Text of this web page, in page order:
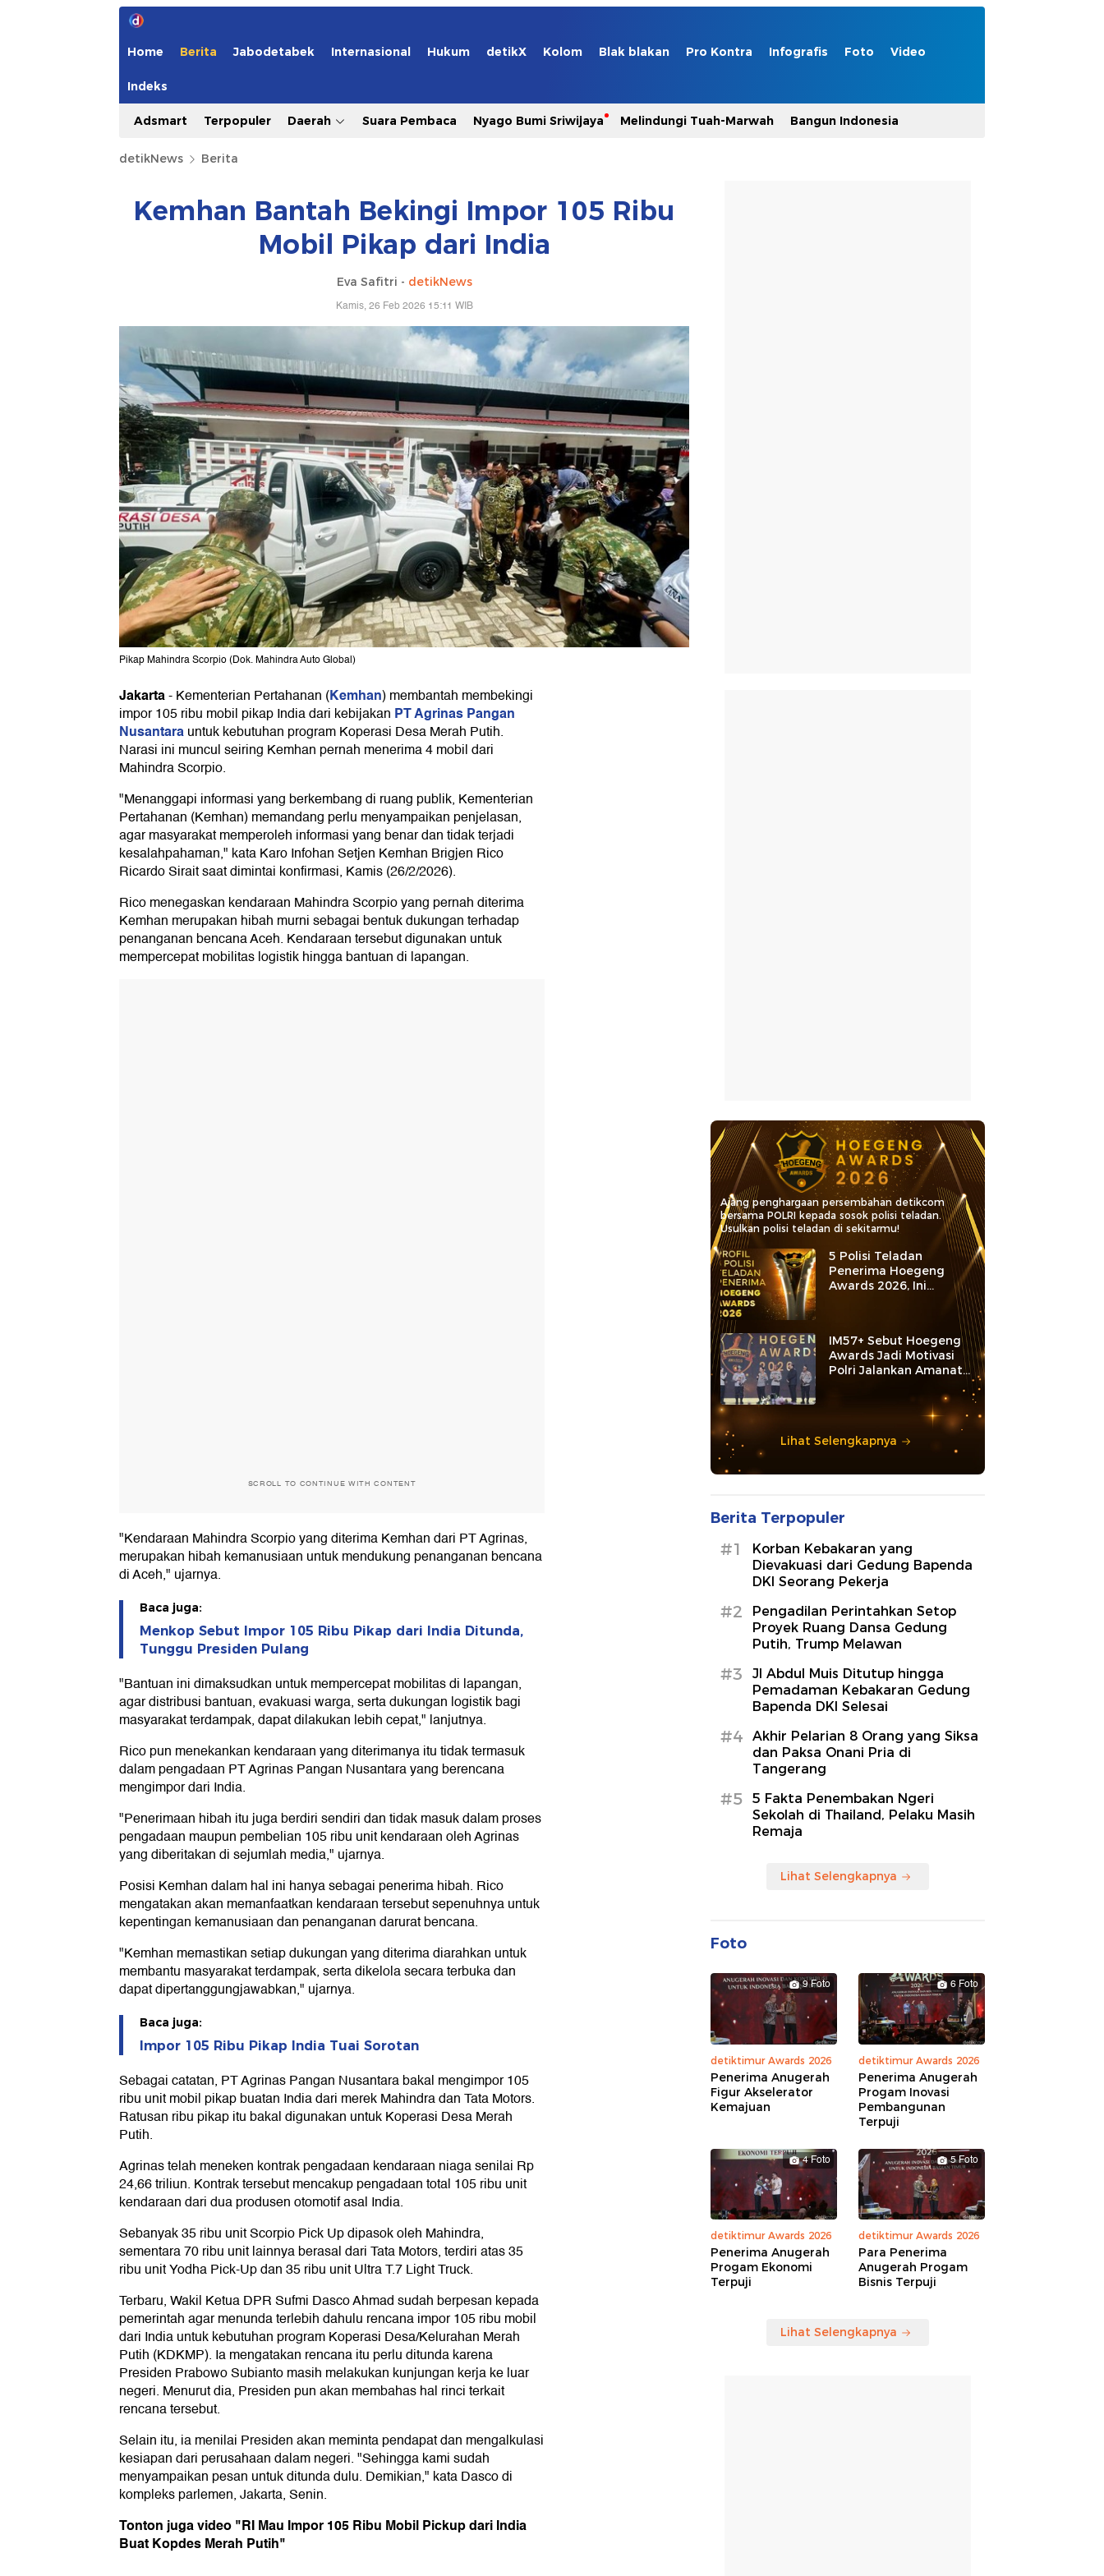
Home Berita Jabodetabek Internasional Hukum detikX Kolom Blak blakan Pro Kontra Infografis Foto Video
Indeks
Adsmart Terpopuler Daerah Suara Pembaca Nyago Bumi Sriwijaya Melindungi Tuah-Marwah Bangun Indonesia
detikNews Berita
Kemhan Bantah Bekingi Impor 105 Ribu
Mobil Pikap dari India
Eva Safitri - detikNews
Kamis, 26 Feb 2026 15:11 WIB
Pikap Mahindra Scorpio (Dok. Mahindra Auto Global)
Jakarta-Kementerian Pertahanan (Kemhan) membantah membekingi
impor 105 ribu mobil pikap India dari kebijakan PT Agrinas Pangan
Nusantarauntuk kebutuhan program Koperasi Desa Merah Putih.
Narasi ini muncul seiring Kemhan pernah menerima 4 mobil dari
Mahindra Scorpio.
"Menanggapi informasi yang berkembang di ruang publik, Kementerian
Pertahanan (Kemhan) memandang perlu menyampaikan penjelasan,
agar masyarakat memperoleh informasi yang benar dan tidak terjadi
kesalahpahaman," kata Karo Infohan Setjen Kemhan Brigjen Rico
Ricardo Sirait saat dimintai konfirmasi, Kamis (26/2/2026).
Rico menegaskan kendaraan Mahindra Scorpio yang pernah diterima
Kemhan merupakan hibah murni sebagai bentuk dukungan terhadap
penanganan bencana Aceh. Kendaraan tersebut digunakan untuk
mempercepat mobilitas logistik hingga bantuan di lapangan.
SCROLL TO CONTINUE WITH CONTENT
"Kendaraan Mahindra Scorpio yang diterima Kemhan dari PT Agrinas,
merupakan hibah kemanusiaan untuk mendukung penanganan bencana
di Aceh," ujarnya.
Baca juga:
Menkop Sebut Impor 105 Ribu Pikap dari India Ditunda,
Tunggu Presiden Pulang
"Bantuan ini dimaksudkan untuk mempercepat mobilitas di lapangan,
agar distribusi bantuan, evakuasi warga, serta dukungan logistik bagi
masyarakat terdampak, dapat dilakukan lebih cepat," lanjutnya.
Rico pun menekankan kendaraan yang diterimanya itu tidak termasuk
dalam pengadaan PT Agrinas Pangan Nusantara yang berencana
mengimpor dari India.
"Penerimaan hibah itu juga berdiri sendiri dan tidak masuk dalam proses
pengadaan maupun pembelian 105 ribu unit kendaraan oleh Agrinas
yang diberitakan di sejumlah media," ujarnya.
Posisi Kemhan dalam hal ini hanya sebagai penerima hibah. Rico
mengatakan akan memanfaatkan kendaraan tersebut sepenuhnya untuk
kepentingan kemanusiaan dan penanganan darurat bencana.
"Kemhan memastikan setiap dukungan yang diterima diarahkan untuk
membantu masyarakat terdampak, serta dikelola secara terbuka dan
dapat dipertanggungjawabkan," ujarnya.
Baca juga:
Impor 105 Ribu Pikap India Tuai Sorotan
Sebagai catatan, PT Agrinas Pangan Nusantara bakal mengimpor 105
ribu unit mobil pikap buatan India dari merek Mahindra dan Tata Motors.
Ratusan ribu pikap itu bakal digunakan untuk Koperasi Desa Merah
Putih.
Agrinas telah meneken kontrak pengadaan kendaraan niaga senilai Rp
24,66 triliun. Kontrak tersebut mencakup pengadaan total 105 ribu unit
kendaraan dari dua produsen otomotif asal India.
Sebanyak 35 ribu unit Scorpio Pick Up dipasok oleh Mahindra,
sementara 70 ribu unit lainnya berasal dari Tata Motors, terdiri atas 35
ribu unit Yodha Pick-Up dan 35 ribu unit Ultra T.7 Light Truck.
Terbaru, Wakil Ketua DPR Sufmi Dasco Ahmad sudah berpesan kepada
pemerintah agar menunda terlebih dahulu rencana impor 105 ribu mobil
dari India untuk kebutuhan program Koperasi Desa/Kelurahan Merah
Putih (KDKMP). Ia mengatakan rencana itu perlu ditunda karena
Presiden Prabowo Subianto masih melakukan kunjungan kerja ke luar
negeri. Menurut dia, Presiden pun akan membahas hal rinci terkait
rencana tersebut.
Selain itu, ia menilai Presiden akan meminta pendapat dan mengalkulasi
kesiapan dari perusahaan dalam negeri. "Sehingga kami sudah
menyampaikan pesan untuk ditunda dulu. Demikian," kata Dasco di
kompleks parlemen, Jakarta, Senin.
Tonton juga video "RI Mau Impor 105 Ribu Mobil Pickup dari India
Buat Kopdes Merah Putih"
Ajang penghargaan persembahan detikcom
bersama POLRI kepada sosok polisi teladan.
Usulkan polisi teladan di sekitarmu!
5 Polisi Teladan
Penerima Hoegeng
Awards 2026, Ini
Kategori dan Kiprahnya
IM57+ Sebut Hoegeng
Awards Jadi Motivasi
Polri Jalankan Amanat
Lihat Selengkapnya
Berita Terpopuler
#1
Korban Kebakaran yang
Dievakuasi dari Gedung Bapenda
DKI Seorang Pekerja
#2
Pengadilan Perintahkan Setop
Proyek Ruang Dansa Gedung
Putih, Trump Melawan
#3
Jl Abdul Muis Ditutup hingga
Pemadaman Kebakaran Gedung
Bapenda DKI Selesai
#4
Akhir Pelarian 8 Orang yang Siksa
dan Paksa Onani Pria di
Tangerang
#5
5 Fakta Penembakan Ngeri
Sekolah di Thailand, Pelaku Masih
Remaja
Lihat Selengkapnya
Foto
9 Foto
detiktimur Awards 2026
Penerima Anugerah
Figur Akselerator
Kemajuan
6 Foto
detiktimur Awards 2026
Penerima Anugerah
Progam Inovasi
Pembangunan
Terpuji
4 Foto
detiktimur Awards 2026
Penerima Anugerah
Progam Ekonomi
Terpuji
5 Foto
detiktimur Awards 2026
Para Penerima
Anugerah Progam
Bisnis Terpuji
Lihat Selengkapnya